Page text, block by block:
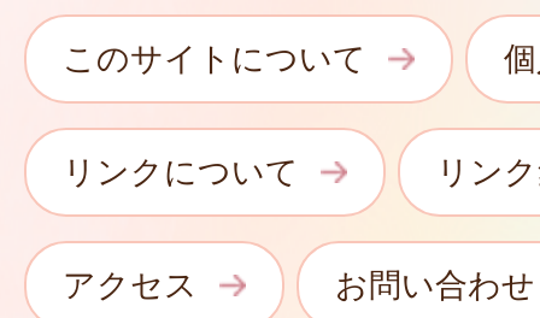
このサイトについて
リンクについて リン
アクセス お問い合わせ